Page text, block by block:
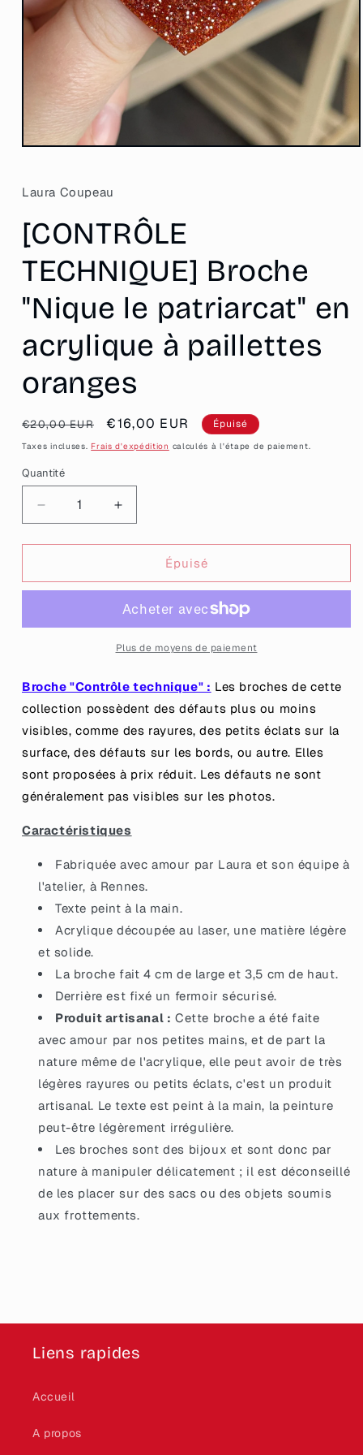
Ouvrir
1
dans
fenêtre
modale
Laura Coupeau
[CONTRÔLE
TECHNIQUE] Broche
"Nique le patriarcat" en
acrylique à paillettes
oranges
Prix
habituel
€20,00 EUR
Prix
promotionnel
€16,00 EUR Épuisé
Taxes incluses. Frais d'expédition calculés à l'étape de paiement.
Quantité
Quantité
Réduire
la
quantité
[CONTRÔLE
&quot;Nique
en
à
paillettes
oranges
Augmenter
la
quantité
[CONTRÔLE
Broche
&quot;Nique
le
en
à
paillettes
oranges
Épuisé
Plus de moyens de paiement
Broche "Contrôle technique" : Les broches de cette
collection possèdent des défauts plus ou moins
visibles, comme des rayures, des petits éclats sur la
surface, des défauts sur les bords, ou autre. Elles
sont proposées à prix réduit. Les défauts ne sont
généralement pas visibles sur les photos.
Caractéristiques
Fabriquée avec amour par Laura et son équipe à
l'atelier, à Rennes.
Texte peint à la main.
Acrylique découpée au laser, une matière légère
et solide.
La broche fait 4 cm de large et 3,5 cm de haut.
Derrière est fixé un fermoir sécurisé.
Produit artisanal : Cette broche a été faite
avec amour par nos petites mains, et de part la
nature même de l'acrylique, elle peut avoir de très
légères rayures ou petits éclats, c'est un produit
artisanal. Le texte est peint à la main, la peinture
peut-être légèrement irrégulière.
Les broches sont des bijoux et sont donc par
nature à manipuler délicatement ; il est déconseillé
de les placer sur des sacs ou des objets soumis
aux frottements.
Liens rapides
Accueil
A propos